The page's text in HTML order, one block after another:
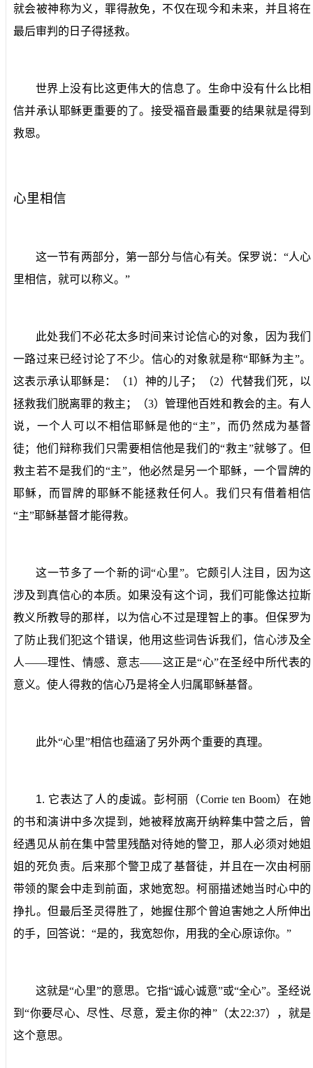
就会被神称为义，罪得赦免，不仅在现今和未来，并且将在
最后审判的日子得拯救。
世界上没有比这更伟大的信息了。生命中没有什么比相
信并承认耶稣更重要的了。接受福音最重要的结果就是得到
救恩。
心里相信
这一节有两部分，第一部分与信心有关。保罗说：“人心
里相信，就可以称义。”
此处我们不必花太多时间来讨论信心的对象，因为我们
一路过来已经讨论了不少。信心的对象就是称“耶稣为主”。
这表示承认耶稣是：（1 ）神的儿子；（2）代替我们死，以
拯救我们脱离罪的救主；（3）管理他百姓和教会的主。有人
说，一个人可以不相信耶稣是他的“主”，而仍然成为基督
徒；他们辩称我们只需要相信他是我们的“救主”就够了。但
救主若不是我们的“主”，他必然是另一个耶稣，一个冒牌的
耶稣，而冒牌的耶稣不能拯救任何人。我们只有借着相信
“主”耶稣基督才能得救。
这一节多了一个新的词“心里”。它颇引人注目，因为这
涉及到真信心的本质。如果没有这个词，我们可能像达拉斯
教义所教导的那样，以为信心不过是理智上的事。但保罗为
了防止我们犯这个错误，他用这些词告诉我们，信心涉及全
人——理性、情感、意志——这正是“心”在圣经中所代表的
意义。使人得救的信心乃是将全人归属耶稣基督。
此外“心里”相信也蕴涵了另外两个重要的真理。
1. 它表达了人的虔诚。 彭柯丽（Corrie ten Boom）在她
的书和演讲中多次提到，她被释放离开纳粹集中营之后，曾
经遇见从前在集中营里残酷对待她的警卫，那人必须对她姐
姐的死负责。后来那个警卫成了基督徒，并且在一次由柯丽
带领的聚会中走到前面，求她宽恕。柯丽描述她当时心中的
挣扎。但最后圣灵得胜了，她握住那个曾迫害她之人所伸出
的手，回答说：“是的，我宽恕你，用我的全心原谅你。”
这就是“心里”的意思。它指“诚心诚意”或“全心”。圣经说
到“你要尽心、尽性、尽意，爱主你的神”（太22:37），就是
这个意思。